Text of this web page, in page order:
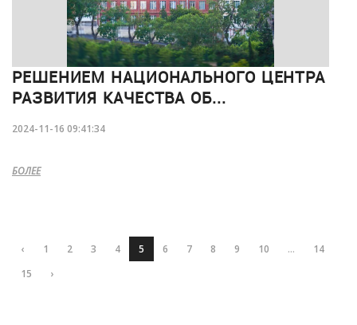
РЕШЕНИЕМ НАЦИОНАЛЬНОГО ЦЕНТРА
РАЗВИТИЯ КАЧЕСТВА ОБ...
2024-11-16 09:41:34
БОЛЕЕ
‹ 1 2 3 4 5 6 7 8 9 10 ...
14
15
›